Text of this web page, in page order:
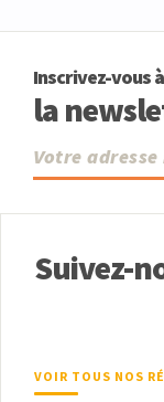
Inscrivez-vous à
la
Suivez-
VOIR TOUS NOS